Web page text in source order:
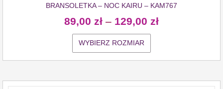
BRANSOLETKA – NOC KAIRU – KAM767
89,00 zł – 129,00 zł
WYBIERZ ROZMIAR